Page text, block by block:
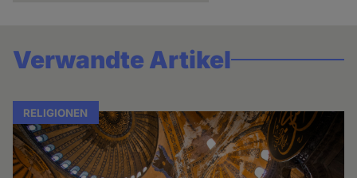
Verwandte Artikel
RELIGIONEN